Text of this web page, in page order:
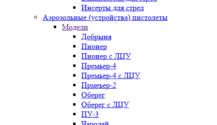
Инсерты для стрел
Аэрозольные (устройства) пистолеты
Модели
Добрыня
Пионер
Пионер с ЛЦУ
Премьер-4
Премьер-4 с ЛЦУ
Прмеьер-2
Оберег
Оберег с ЛЦУ
ПУ-3